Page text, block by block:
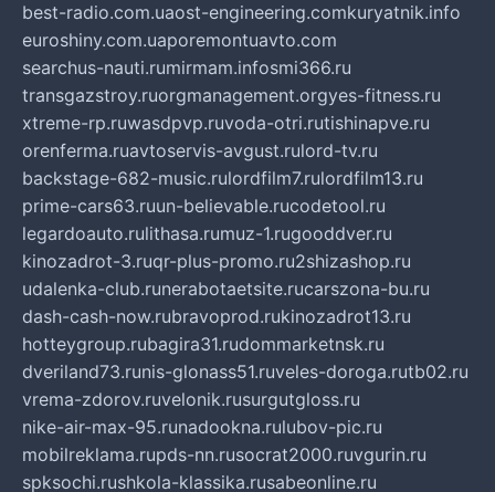
best-radio.com.uaost-engineering.comkuryatnik.info
euroshiny.com.uaporemontuavto.com
searchus-nauti.rumirmam.infosmi366.ru
transgazstroy.ruorgmanagement.orgyes-fitness.ru
xtreme-rp.ruwasdpvp.ruvoda-otri.rutishinapve.ru
orenferma.ruavtoservis-avgust.rulord-tv.ru
backstage-682-music.rulordfilm7.rulordfilm13.ru
prime-cars63.ruun-believable.rucodetool.ru
legardoauto.rulithasa.rumuz-1.rugooddver.ru
kinozadrot-3.ruqr-plus-promo.ru2shizashop.ru
udalenka-club.runerabotaetsite.rucarszona-bu.ru
dash-cash-now.rubravoprod.rukinozadrot13.ru
hotteygroup.rubagira31.rudommarketnsk.ru
dveriland73.runis-glonass51.ruveles-doroga.rutb02.ru
vrema-zdorov.ruvelonik.rusurgutgloss.ru
nike-air-max-95.runadookna.rulubov-pic.ru
mobilreklama.rupds-nn.rusocrat2000.ruvgurin.ru
spksochi.rushkola-klassika.rusabeonline.ru